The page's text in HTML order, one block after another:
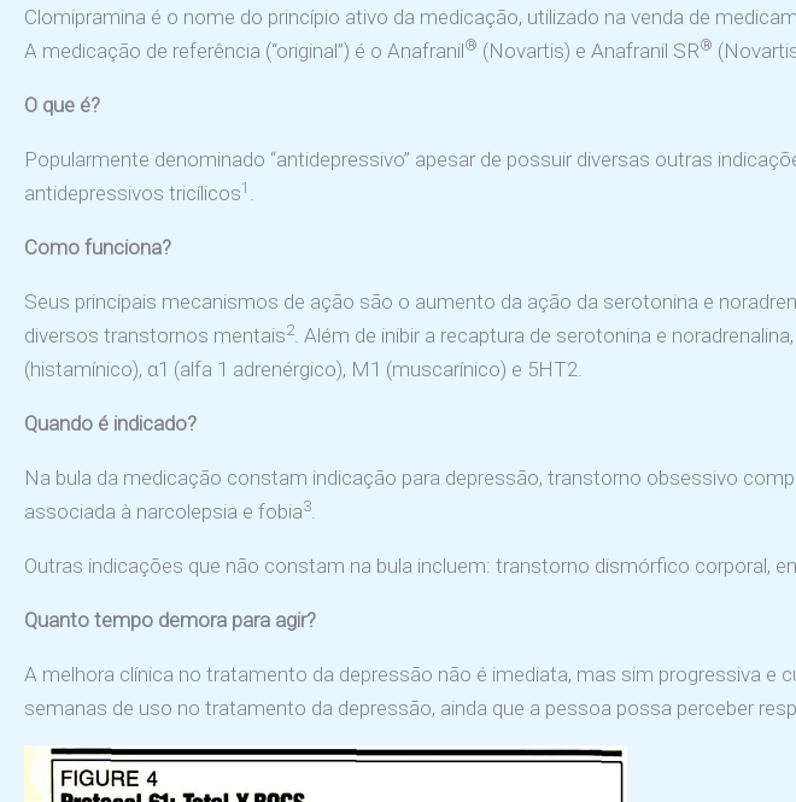
Clomipramina é o nome do princípio ativo da medicação, utilizado na venda de
A medicação de referência (“original”) é o Anafranil® (Novartis) e Anafranil SR®
O que é?
Popularmente denominado “antidepressivo” apesar de possuir diversas outras
antidepressivos tricílicos1 .
Como funciona?
Seus principais mecanismos de ação são o aumento da ação da serotonina e
diversos transtornos mentais2. Além de inibir a recaptura de serotonina e
(histamínico), α1 (alfa 1 adrenérgico), M1 (muscarínico) e 5HT2.
Quando é indicado?
Na bula da medicação constam indicação para depressão, transtorno obsessivo
associada à narcolepsia e fobia3.
Outras indicações que não constam na bula incluem: transtorno dismórfico corporal,
Quanto tempo demora para agir?
A melhora clínica no tratamento da depressão não é imediata, mas sim progressiva
semanas de uso no tratamento da depressão, ainda que a pessoa possa perceber